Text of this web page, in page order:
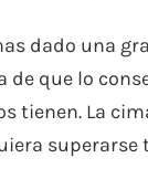
dado una
de que lo
tienen. La